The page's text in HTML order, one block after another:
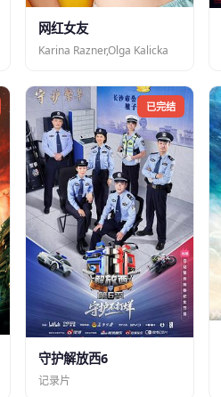
网红女友
Karina Razner,Olga Kalicka
已完结
守护解放西6
记录片